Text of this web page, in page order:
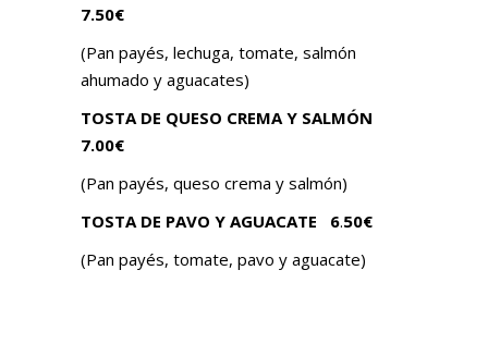
7.50€
(Pan payés, lechuga, tomate, salmón
ahumado y aguacates)
TOSTA DE QUESO CREMA Y SALMÓN
7.00€
(Pan payés, queso crema y salmón)
TOSTA DE PAVO Y AGUACATE
6.50€
(Pan payés, tomate, pavo y aguacate)